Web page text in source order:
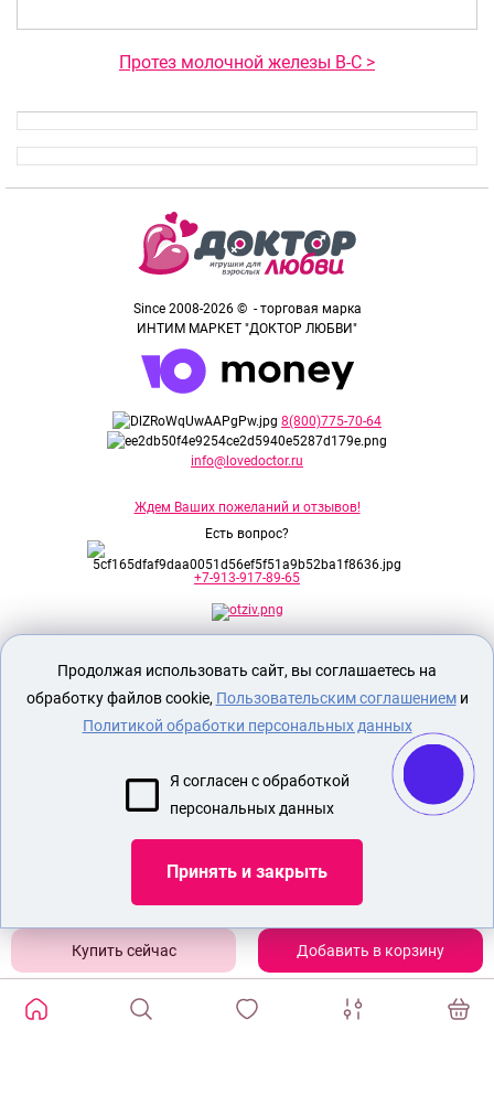
Добавить в корзину
Протез молочной железы B-C >
Since 2008-2026 © - торговая марка
ИНТИМ МАРКЕТ "ДОКТОР ЛЮБВИ"
8(800)775-70-64
info@lovedoctor.ru
Ждем Ваших пожеланий и отзывов!
Есть вопрос?
+7-913-917-89-65
Секс шоп Доктор Любви
исключительно для лиц старше 18 лет!
Евразийского соответствия.
ОПЛАТА И ДОСТАВКА
СЕКС ИГРУШКИ
БДСМ ИГРУШКИ
ИГРУШКИ ДЛЯ ВЗРОСЛЫХ СТРАПОН
Показать еще
Продолжая использовать сайт, вы соглашаетесь на
обработку файлов cookie, Пользовательским соглашениеми
Политикой обработки персональных данных
Я согласен с обработкой
персональных данных
Принять и закрыть